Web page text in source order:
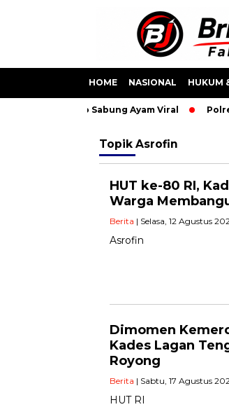
HOME NASIONAL HUKUM
Usai Video Sabung Ayam Viral
Topik Asrofin
HUT ke-80 RI,
Warga
Berita | Selasa, 12 Agustus
Asrofin
Dimomen
Kades Lagan
Royong
Berita | Sabtu, 17 Agustus
HUT RI